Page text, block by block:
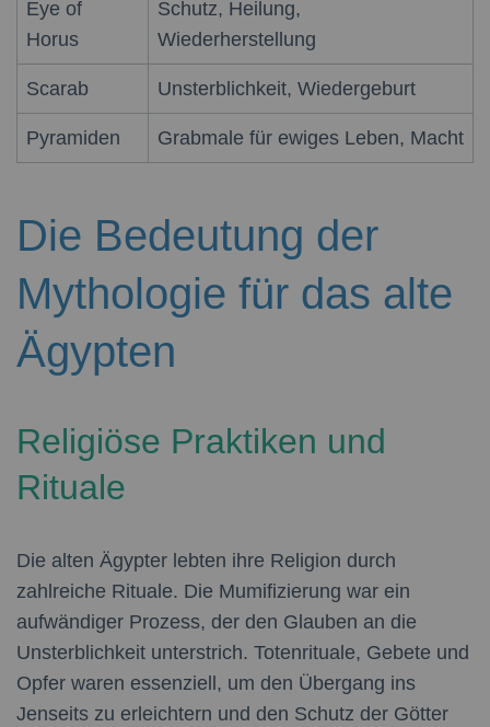
Eye of
Horus
Schutz, Heilung,
Wiederherstellung
Scarab Unsterblichkeit, Wiedergeburt
Pyramiden Grabmale für ewiges Leben, Macht
Die Bedeutung der
Mythologie für das alte
Ägypten
Religiöse Praktiken und
Rituale
Die alten Ägypter lebten ihre Religion durch
zahlreiche Rituale. Die Mumifizierung war ein
aufwändiger Prozess, der den Glauben an die
Unsterblichkeit unterstrich. Totenrituale, Gebete und
Opfer waren essenziell, um den Übergang ins
Jenseits zu erleichtern und den Schutz der Götter